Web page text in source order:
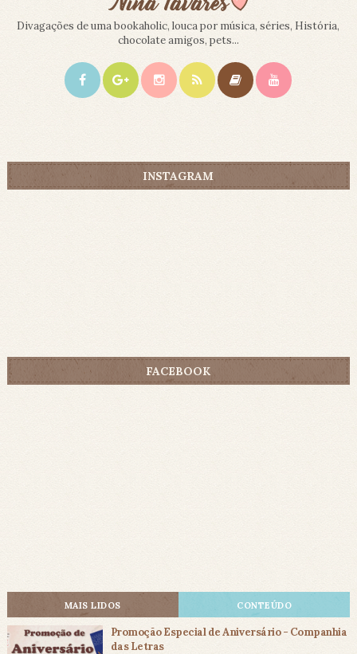
Divagações de uma bookaholic, louca por música, séries, História,
chocolate amigos, pets...
INSTAGRAM
FACEBOOK
MAIS LIDOS CONTEÚDO
Promoção Especial de Aniversário - Companhia
das Letras